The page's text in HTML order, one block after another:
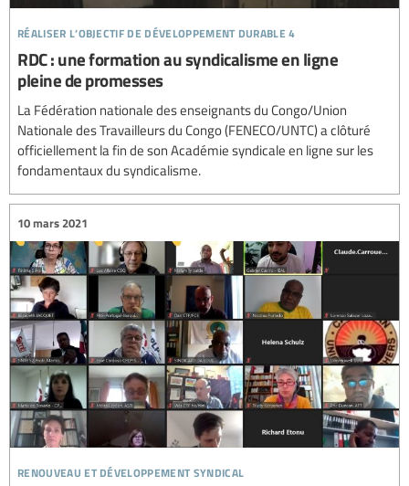
réaliser l’objectif de développement durable 4
RDC : une formation au syndicalisme en ligne
pleine de promesses
La Fédération nationale des enseignants du Congo/Union
Nationale des Travailleurs du Congo (FENECO/UNTC) a clôturé
officiellement la fin de son Académie syndicale en ligne sur les
fondamentaux du syndicalisme.
renouveau et développement syndical
10 mars 2021